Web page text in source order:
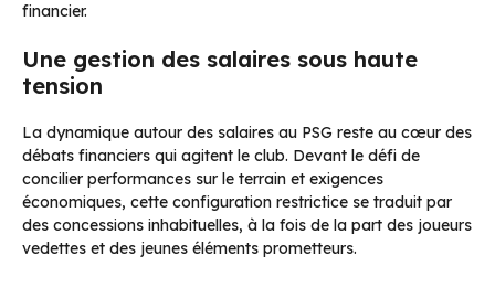
financier.
Une gestion des salaires sous haute
tension
La dynamique autour des salaires au PSG reste au cœur des
débats financiers qui agitent le club. Devant le défi de
concilier performances sur le terrain et exigences
économiques, cette configuration restrictice se traduit par
des concessions inhabituelles, à la fois de la part des joueurs
vedettes et des jeunes éléments prometteurs.